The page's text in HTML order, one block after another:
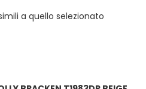
a quello selezionato